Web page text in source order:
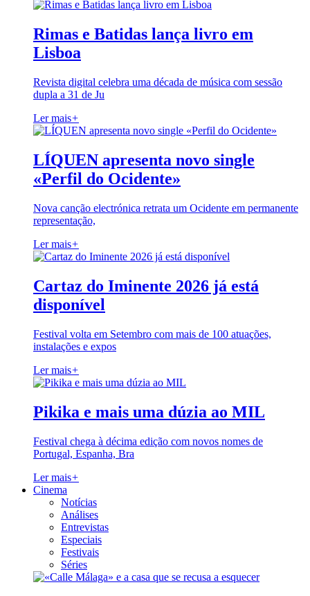
Rimas e Batidas lança livro em
Lisboa
Revista digital celebra uma década de música com sessão
dupla a 31 de Ju
Ler mais+
LÍQUEN apresenta novo single
«Perfil do Ocidente»
Nova canção electrónica retrata um Ocidente em permanente
representação,
Ler mais+
Cartaz do Iminente 2026 já está
disponível
Festival volta em Setembro com mais de 100 atuações,
instalações e expos
Ler mais+
Pikika e mais uma dúzia ao MIL
Festival chega à décima edição com novos nomes de
Portugal, Espanha, Bra
Ler mais+
Cinema
Notícias
Análises
Entrevistas
Especiais
Festivais
Séries